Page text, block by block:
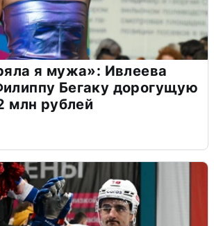
я мужа»: Ивлеева
Бегаку дорогущую
млн рублей